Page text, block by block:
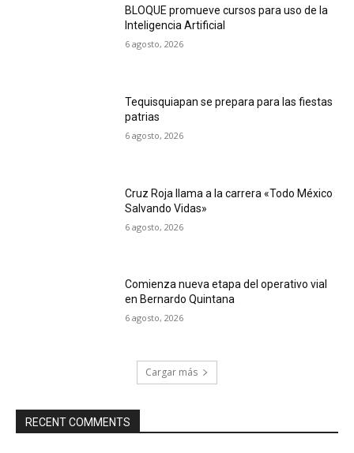
BLOQUE promueve cursos para uso de la
Inteligencia Artificial
6 agosto, 2026
Tequisquiapan se prepara para las fiestas
patrias
6 agosto, 2026
Cruz Roja llama a la carrera «Todo México
Salvando Vidas»
6 agosto, 2026
Comienza nueva etapa del operativo vial
en Bernardo Quintana
6 agosto, 2026
Cargar más
RECENT COMMENTS